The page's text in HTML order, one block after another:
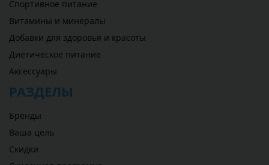
Спортивное питание
Витамины и минералы
Добавки для здоровья и красоты
Диетическое питание
Аксессуары
РАЗДЕЛЫ
Бренды
Ваша цель
Скидки